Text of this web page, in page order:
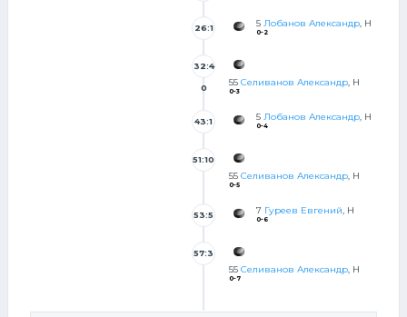
5 Лобанов Александр, Н
0-2
26:1
55 Селиванов Александр, Н
0-3
32:4
0
5 Лобанов Александр, Н
0-4
43:1
55 Селиванов Александр, Н
0-5
51:10
7 Гуреев Евгений, Н
0-6
53:5
55 Селиванов Александр , Н
0-7
57:3